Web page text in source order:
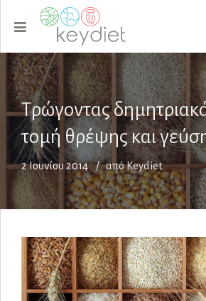
Τρώγοντας
τομή θρέψης και
2 Ιουνίου 2014 από Keydiet